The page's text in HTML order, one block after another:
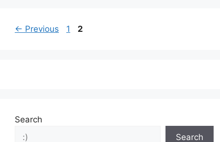
← Previous Page
1 Page
2
Search
Search